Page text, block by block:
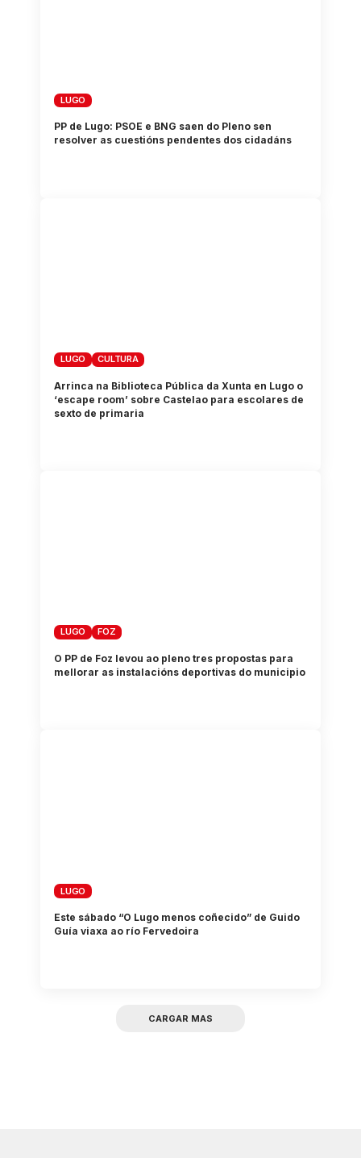
LUGO
PP de Lugo: PSOE e BNG saen do Pleno sen
resolver as cuestións pendentes dos cidadáns
LUGO CULTURA
Arrinca na Biblioteca Pública da Xunta en Lugo o
‘escape room’ sobre Castelao para escolares de
sexto de primaria
LUGO FOZ
O PP de Foz levou ao pleno tres propostas para
mellorar as instalacións deportivas do municipio
LUGO
Este sábado “O Lugo menos coñecido” de Guido
Guía viaxa ao río Fervedoira
CARGAR MAS